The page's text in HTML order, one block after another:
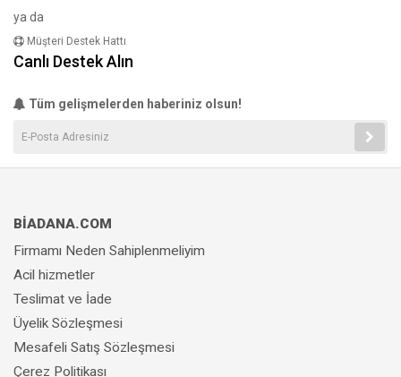
ya da
Müşteri Destek Hattı
Canlı Destek Alın
Tüm gelişmelerden haberiniz olsun!
BİADANA.COM
Firmamı Neden Sahiplenmeliyim
Acil hizmetler
Teslimat ve İade
Üyelik Sözleşmesi
Mesafeli Satış Sözleşmesi
Çerez Politikası